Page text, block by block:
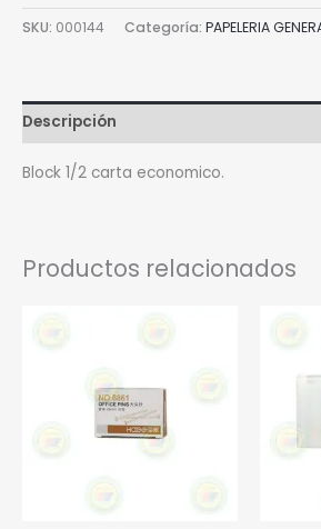
SKU: 000144 Categoría: PAPELERIA
Descripción
Block 1/2 carta economico.
Productos relacionados